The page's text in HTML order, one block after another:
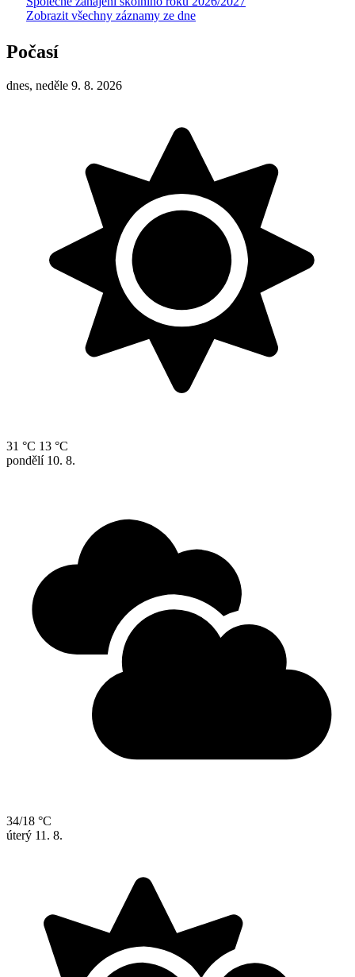
Zobrazit všechny záznamy ze dne
Počasí
dnes, neděle 9. 8. 2026
31 °C 13 °C
pondělí 10. 8.
34/18 °C
úterý 11. 8.